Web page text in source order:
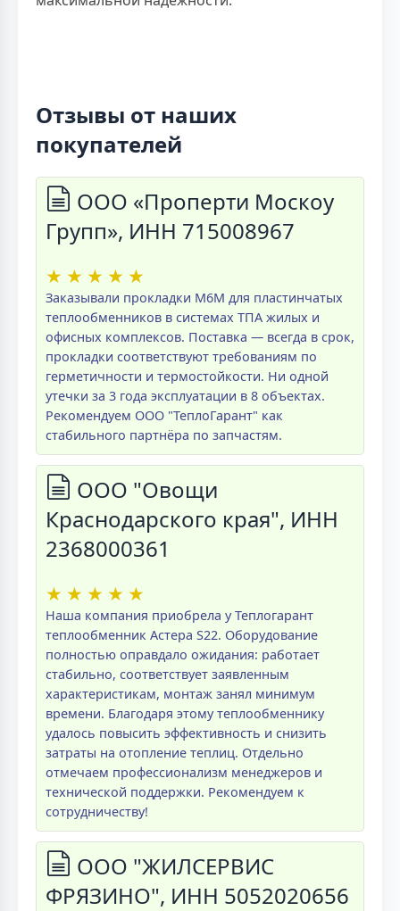
Отзывы от наших
покупателей
ООО «Проперти Москоу
Групп», ИНН 715008967
★ ★ ★ ★ ★
Заказывали прокладки M6M для пластинчатых
теплообменников в системах ТПА жилых и
офисных комплексов. Поставка — всегда в срок,
прокладки соответствуют требованиям по
герметичности и термостойкости. Ни одной
утечки за 3 года эксплуатации в 8 объектах.
Рекомендуем ООО "ТеплоГарант" как
стабильного партнёра по запчастям.
ООО "Овощи
Краснодарского края", ИНН
2368000361
★ ★ ★ ★ ★
Наша компания приобрела у Теплогарант
теплообменник Астера S22. Оборудование
полностью оправдало ожидания: работает
стабильно, соответствует заявленным
характеристикам, монтаж занял минимум
времени. Благодаря этому теплообменнику
удалось повысить эффективность и снизить
затраты на отопление теплиц. Отдельно
отмечаем профессионализм менеджеров и
технической поддержки. Рекомендуем к
сотрудничеству!
ООО "ЖИЛСЕРВИС
ФРЯЗИНО", ИНН 5052020656